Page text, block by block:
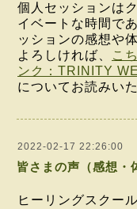
個人セッションは
イベートな時間で
ッションの感想や
よろしければ、
こ
ンク：TRINITY
についてお読みい
2022-02-17 22:26:00
皆さまの声（感想・
ヒーリングスクー